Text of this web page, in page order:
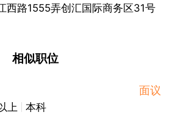
西路1555弄创汇国际商务区31号
相似职位
面议
上
本科